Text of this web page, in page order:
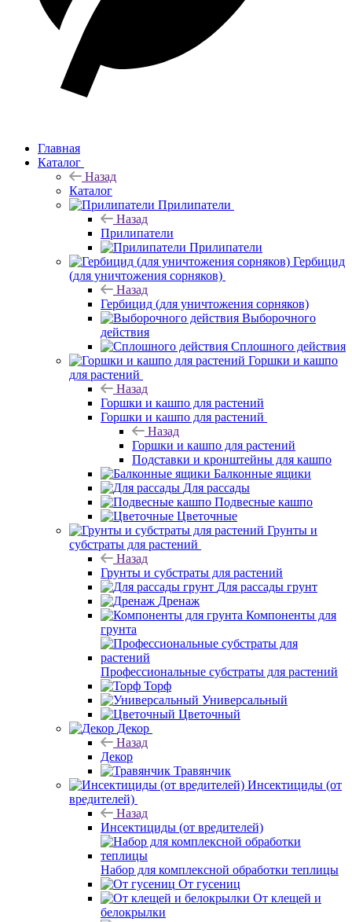
Главная
Каталог
Назад
Каталог
Прилипатели
Назад
Прилипатели
Прилипатели
Гербицид
(для уничтожения сорняков)
Назад
Гербицид (для уничтожения сорняков)
Выборочного
действия
Сплошного действия
Горшки и кашпо
для растений
Назад
Горшки и кашпо для растений
Горшки и кашпо для растений
Назад
Горшки и кашпо для растений
Подставки и кронштейны для кашпо
Балконные ящики
Для рассады
Подвесные кашпо
Цветочные
Грунты и
субстраты для растений
Назад
Грунты и субстраты для растений
Для рассады грунт
Дренаж
Компоненты для
грунта
Профессиональные субстраты для растений
Торф
Универсальный
Цветочный
Декор
Назад
Декор
Травянчик
Инсектициды (от
вредителей)
Назад
Инсектициды (от вредителей)
Набор для комплексной обработки теплицы
От гусениц
От клещей и
белокрылки